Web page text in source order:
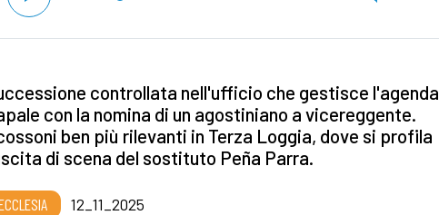
controllata nell'ufficio che gestisce l'agenda
con la nomina di un agostiniano a vicereggente.
ben più rilevanti in Terza Loggia, dove si profila
di scena del sostituto Peña Parra.
12_11_2025